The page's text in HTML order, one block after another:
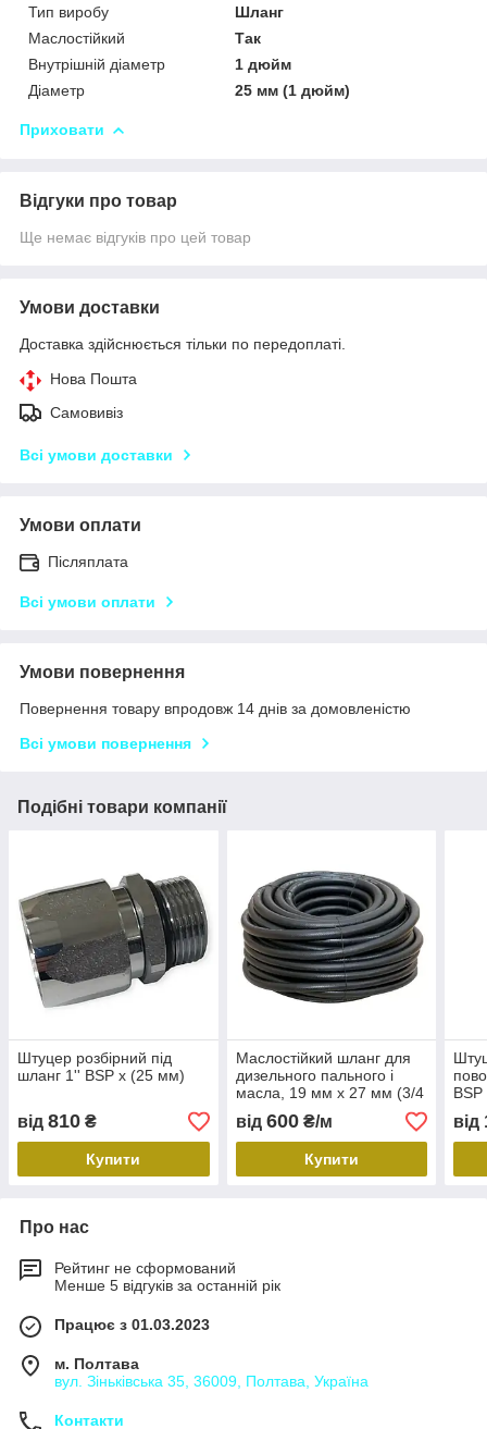
Тип виробу
Шланг
Маслостійкий
Так
Внутрішній діаметр
1 дюйм
Діаметр
25 мм (1 дюйм)
Приховати
Відгуки про товар
Ще немає відгуків про цей товар
Умови доставки
Доставка здійснюється тільки по передоплаті.
Нова Пошта
Самовивіз
Всі умови доставки
Умови оплати
Післяплата
Всі умови оплати
Умови повернення
Повернення товару впродовж 14 днів за домовленістю
Всі умови повернення
Подібні товари компанії
Штуцер розбірний під
шланг 1'' BSP x (25 мм)
від 810 ₴
Купити
Маслостійкий шланг для
дизельного пального і
масла, 19 мм x 27 мм (3/4
дюйма)
від 600₴/м
Купити
від
Про нас
Рейтинг не сформований
Менше 5 відгуків за останній рік
Працює з 01.03.2023
м. Полтава
вул. Зіньківська 35, 36009, Полтава, Україна
Контакти